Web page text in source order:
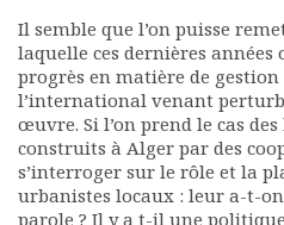
Il semble que l’on puisse
laquelle ces dernières années
progrès en matière de
l’international venant
œuvre. Si l’on prend le cas
construits à Alger par des
s’interroger sur le rôle et la
urbanistes locaux : leur a-t-
parole ? Il y a t-il une